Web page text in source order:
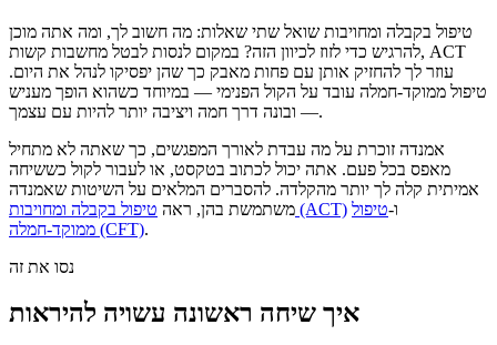
טיפול בקבלה ומחויבות שואל שתי שאלות: מה חשוב לך, ומה אתה מוכן
להרגיש כדי לזוז לכיוון הזה? במקום לנסות לבטל מחשבות קשות, ACT
עוזר לך להחזיק אותן עם פחות מאבק כך שהן יפסיקו לנהל את היום.
טיפול ממוקד-חמלה עובד על הקול הפנימי — במיוחד כשהוא הופך מעניש
— ובונה דרך חמה ויציבה יותר להיות עם עצמך.
אמנדה זוכרת על מה עבדת לאורך המפגשים, כך שאתה לא מתחיל
מאפס בכל פעם. אתה יכול לכתוב בטקסט, או לעבור לקול כששיחה
אמיתית קלה לך יותר מהקלדה. להסברים המלאים על השיטות שאמנדה
משתמשת בהן, ראה טיפול בקבלה ומחויבות (ACT) ו-טיפול
ממוקד-חמלה (CFT).
נסו את זה
איך שיחה ראשונה עשויה להיראות